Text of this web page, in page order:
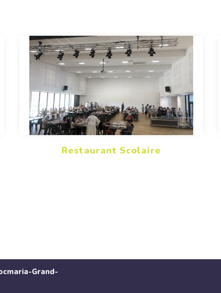
Restaurant Scolaire
Grand-